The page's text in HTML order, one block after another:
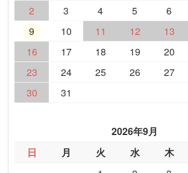
2
3 4 5 6
9
10 11 12 13
16
17 18 19 20
23
24 25 26 27
30
31
2026年9月
日
月 火 水 木